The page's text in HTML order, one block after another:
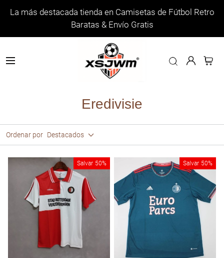
La más destacada tienda en Camisetas de Fútbol Retro
Baratas & Envío Gratis
Eredivisie
Ordenar por Destacados
Salvar 50% Salvar 50%